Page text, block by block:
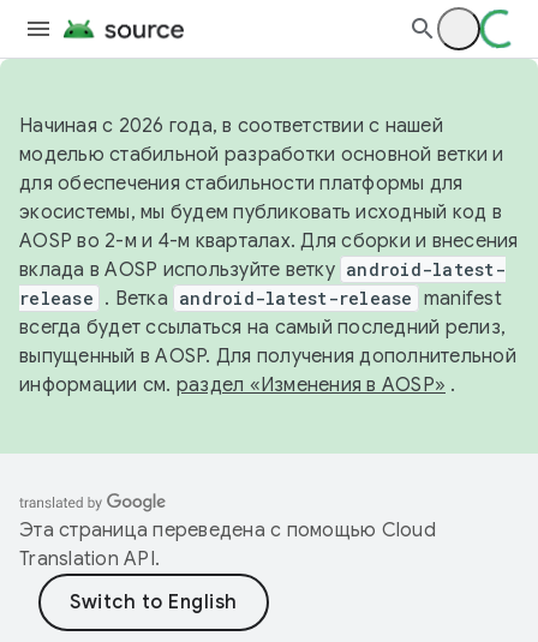
Начиная с 2026 года, в соответствии с нашей
моделью стабильной разработки основной ветки и
для обеспечения стабильности платформы для
экосистемы, мы будем публиковать исходный код в
AOSP во 2-м и 4-м кварталах. Для сборки и внесения
вклада в AOSP используйте ветку android-latest-
release . Ветка android-latest-release manifest
всегда будет ссылаться на самый последний релиз,
выпущенный в AOSP. Для получения дополнительной
информации см. раздел «Изменения в AOSP» .
Эта страница переведена с помощью Cloud
Translation API.